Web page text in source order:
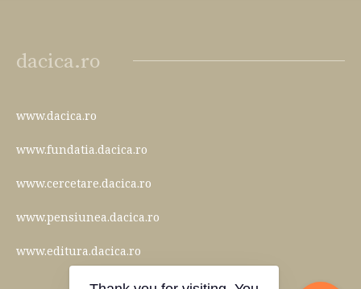
dacica.ro
www.dacica.ro
www.fundatia.dacica.ro
www.cercetare.dacica.ro
www.pensiunea.dacica.ro
www.editura.dacica.ro